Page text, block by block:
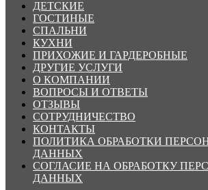
ДЕТСКИЕ
ГОСТИНЫЕ
СПАЛЬНИ
КУХНИ
ПРИХОЖИЕ И ГАРДЕРОБНЫЕ
ДРУГИЕ УСЛУГИ
О КОМПАНИИ
ВОПРОСЫ И ОТВЕТЫ
ОТЗЫВЫ
СОТРУДНИЧЕСТВО
КОНТАКТЫ
ПОЛИТИКА ОБРАБОТКИ
ДАННЫХ
СОГЛАСИЕ НА ОБРАБОТКУ
ДАННЫХ